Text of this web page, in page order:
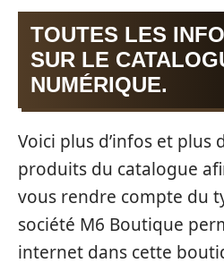
TOUTES LES
SUR LE
NUMÉRIQUE.
Voici plus d’infos et plus
produits du catalogue
vous rendre compte du
société M6 Boutique
internet dans cette